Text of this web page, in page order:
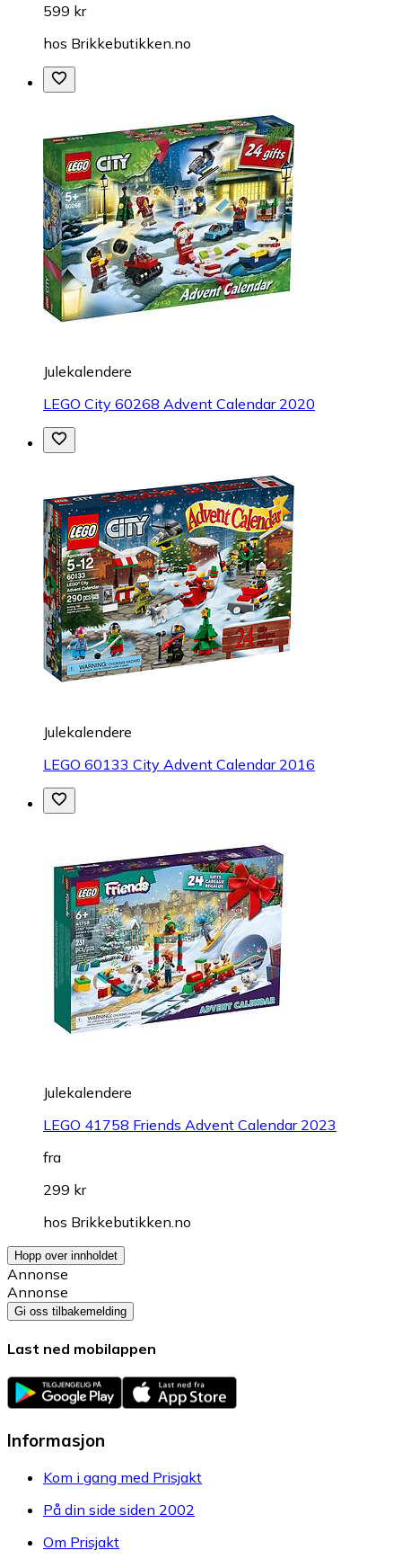
599 kr
hos Brikkebutikken.no
Julekalendere
LEGO City 60268 Advent Calendar 2020
Julekalendere
LEGO 60133 City Advent Calendar 2016
Julekalendere
LEGO 41758 Friends Advent Calendar 2023
fra
299 kr
hos Brikkebutikken.no
Hopp over innholdet
Annonse
Annonse
Gi oss tilbakemelding
Last ned mobilappen
Informasjon
Kom i gang med Prisjakt
På din side siden 2002
Om Prisjakt